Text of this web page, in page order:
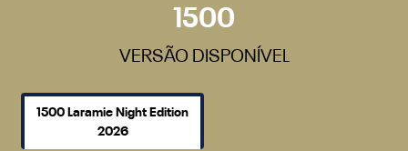
1500
VERSÃO DISPONÍVEL
1500 Laramie Night Edition
2026